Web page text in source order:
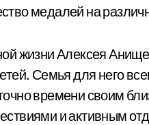
медалей на
жизни Алексея
Семья для него
времени своим
и активным